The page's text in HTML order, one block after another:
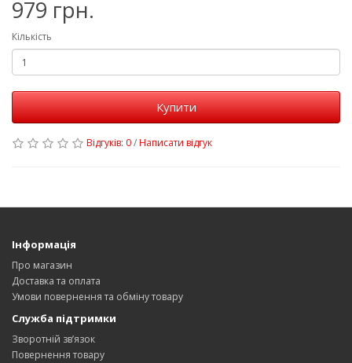
979 грн.
Кількість
Купити
Відгуків: 0/Написати відгук
Інформація
Про магазин
Доставка та оплата
Умови повернення та обміну товару
Служба підтримки
Зворотній зв’язок
Повернення товару